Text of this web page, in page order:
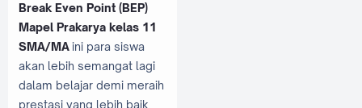
Break Even Point (BEP)
Mapel Prakarya kelas 11
SMA/MAini para siswa
akan lebih semangat lagi
dalam belajar demi meraih
prestasi yang lebih baik.